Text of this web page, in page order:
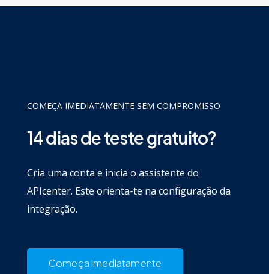
COMEÇA IMEDIATAMENTE SEM COMPROMISSO
14 dias de teste gratuito?
Cria uma conta e inicia o assistente do
APIcenter. Este orienta-te na configuração da
integração.
Começa imediatamente